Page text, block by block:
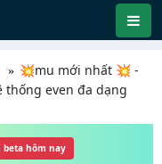
💥mu mới nhất 💥 -
thống even đa dạng
beta hôm nay